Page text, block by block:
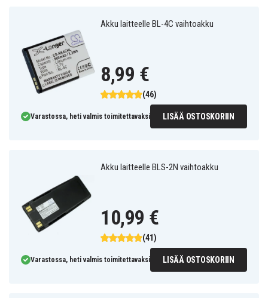
Akku laitteelle BL-4C vaihtoakku
(46)
8,99 €
Varastossa, heti valmis toimitettavaksi LISÄÄ OSTOSKORIIN
Akku laitteelle BLS-2N vaihtoakku
(41)
10,99 €
Varastossa, heti valmis toimitettavaksi LISÄÄ OSTOSKORIIN